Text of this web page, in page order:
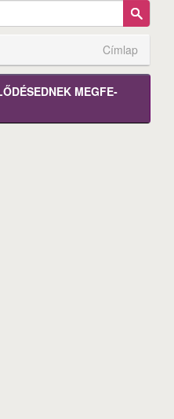
Címlap
MEGFE­